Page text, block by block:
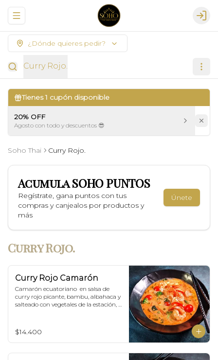
Abrir menu de navegación
¿Dónde quieres pedir?
Curry Rojo.
Tienes1 cupón disponible
20% OFF
Agosto con todo y descuentos 😎
Soho Thai Curry Rojo.
AcumulaSOHO PUNTOS
Regístrate, gana puntos con tus
compras y canjealos por productos y
más
Únete
Curry Rojo.
Curry Rojo Camarón
Camarón ecuatoriano  en salsa de
curry rojo picante, bambu, albahaca y
salteado con vegetales de la estación,
$14.400